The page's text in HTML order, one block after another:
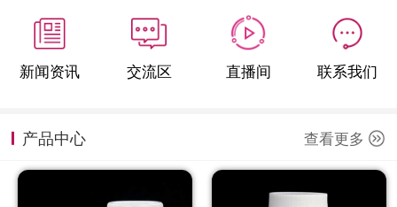
新闻资讯 交流区 直播间 联系我们
产品中心 查看更多
定制标物
定制仪器
新闻资讯